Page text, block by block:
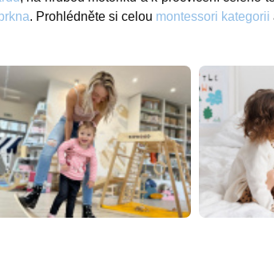
. Prohlédněte si celou montessori kategorii